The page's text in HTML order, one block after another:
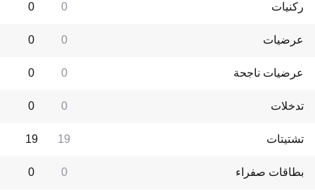
ركنيات 0
0
عرضيات 0
0
عرضيات ناجحة 0
0
تدخلات 0
0
تشتيتات 19
19
بطاقات صفراء 0
0